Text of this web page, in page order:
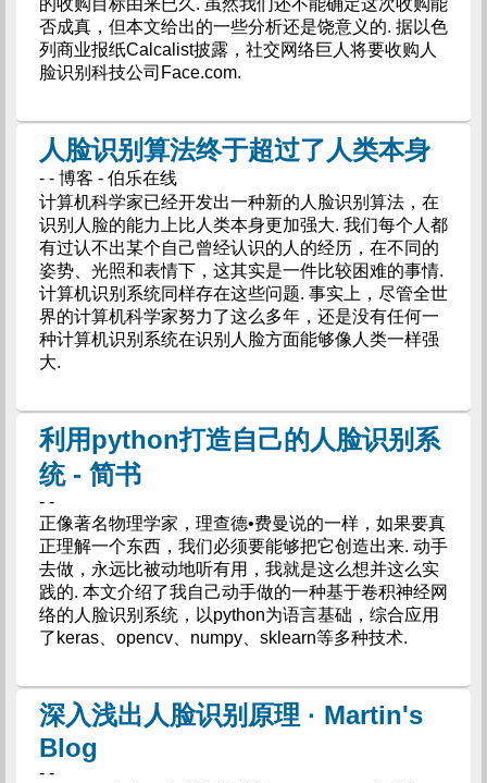
的收购目标由来已久. 虽然我们还不能确定这次收购能
否成真，但本文给出的一些分析还是饶意义的. 据以色
列商业报纸Calcalist披露，社交网络巨人将要收购人
脸识别科技公司Face.com.
人脸识别算法终于超过了人类本身
- - 博客 - 伯乐在线
计算机科学家已经开发出一种新的人脸识别算法，在
识别人脸的能力上比人类本身更加强大. 我们每个人都
有过认不出某个自己曾经认识的人的经历，在不同的
姿势、光照和表情下，这其实是一件比较困难的事情.
计算机识别系统同样存在这些问题. 事实上，尽管全世
界的计算机科学家努力了这么多年，还是没有任何一
种计算机识别系统在识别人脸方面能够像人类一样强
大.
利用python打造自己的人脸识别系
统 - 简书
- -
正像著名物理学家，理查德•费曼说的一样，如果要真
正理解一个东西，我们必须要能够把它创造出来. 动手
去做，永远比被动地听有用，我就是这么想并这么实
践的. 本文介绍了我自己动手做的一种基于卷积神经网
络的人脸识别系统，以python为语言基础，综合应用
了keras、opencv、numpy、sklearn等多种技术.
深入浅出人脸识别原理 · Martin's
Blog
- -